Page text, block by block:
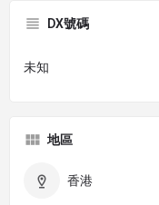
DX號碼
未知
地區
香港